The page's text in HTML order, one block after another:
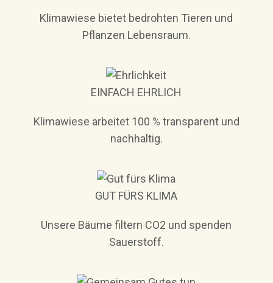
Klimawiese bietet bedrohten Tieren und
Pflanzen Lebensraum.
EINFACH EHRLICH
Klimawiese arbeitet 100 % transparent und
nachhaltig.
GUT FÜRS KLIMA
Unsere Bäume filtern CO2 und spenden
Sauerstoff.